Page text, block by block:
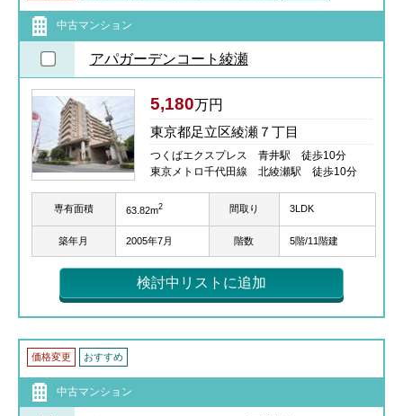
中古マンション
アパガーデンコート綾瀬
5,180万円
東京都足立区綾瀬７丁目
つくばエクスプレス 青井駅 徒歩10分
東京メトロ千代田線 北綾瀬駅 徒歩10分
専有面積 63.82m2 間取り 3LDK
築年月 2005年7月 階数 5階/11階建
検討中リストに追加
価格変更 おすすめ
中古マンション